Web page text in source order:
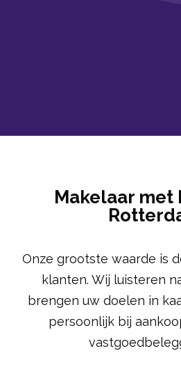
Makelaar met
Onze grootste waarde is
klanten. Wij luisteren
brengen uw doelen in
persoonlijk bij